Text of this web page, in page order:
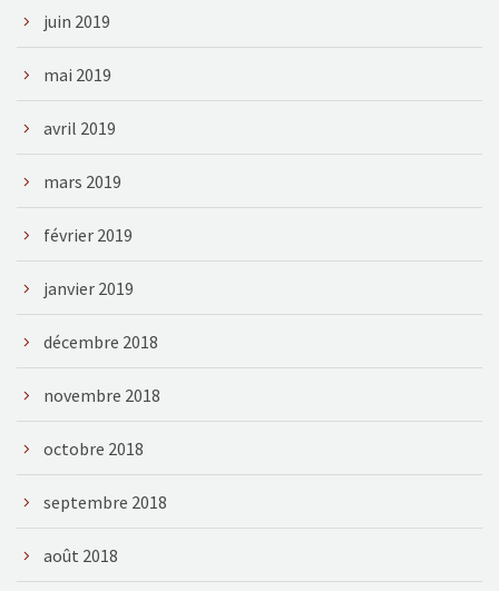
juin 2019
mai 2019
avril 2019
mars 2019
février 2019
janvier 2019
décembre 2018
novembre 2018
octobre 2018
septembre 2018
août 2018